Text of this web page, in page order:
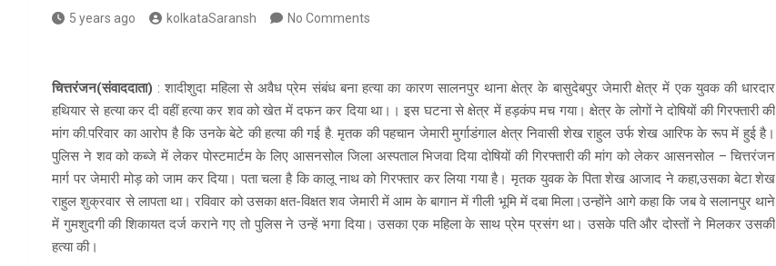
5 years ago kolkataSaransh No Comments
चित्तरंजन(संवाददाता) : शादीशुदा महिला से अवैध प्रेम संबंध बना हत्या का कारण सालनपुर थाना क्षेत्र के बासुदेबपुर जेमारी क्षेत्र में एक युवक की धारदार
हथियार से हत्या कर दी वहीं हत्या कर शव को खेत में दफन कर दिया था।। इस घटना से क्षेत्र में हड़कंप मच गया। क्षेत्र के लोगों ने दोषियों की गिरफ्तारी की
मांग की.परिवार का आरोप है कि उनके बेटे की हत्या की गई है. मृतक की पहचान जेमारी मुर्गाडंगाल क्षेत्र निवासी शेख राहुल उर्फ ​​शेख आरिफ के रूप में हुई है।
पुलिस ने शव को कब्जे में लेकर पोस्टमार्टम के लिए आसनसोल जिला अस्पताल भिजवा दिया दोषियों की गिरफ्तारी की मांग को लेकर आसनसोल – चित्तरंजन
मार्ग पर जेमारी मोड़ को जाम कर दिया। पता चला है कि कालू नाथ को गिरफ्तार कर लिया गया है। मृतक युवक के पिता शेख आजाद ने कहा,उसका बेटा शेख
राहुल शुक्रवार से लापता था। रविवार को उसका क्षत-विक्षत शव जेमारी में आम के बागान में गीली भूमि में दबा मिला।उन्होंने आगे कहा कि जब वे सलानपुर थाने
में गुमशुदगी की शिकायत दर्ज कराने गए तो पुलिस ने उन्हें भगा दिया। उसका एक महिला के साथ प्रेम प्रसंग था। उसके पति और दोस्तों ने मिलकर उसकी
हत्या की।